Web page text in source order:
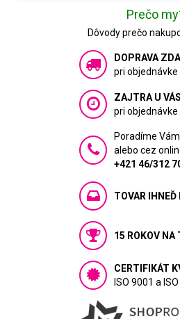
Prečo
Dôvody prečo
DOPRAVA
pri objednávke
ZAJTRA U VÁS
pri objednávke
Poradíme
alebo cez
+421 46/312
TOVAR IHNEĎ
15 ROKOV NA
CERTIFIKÁT
ISO 9001 a